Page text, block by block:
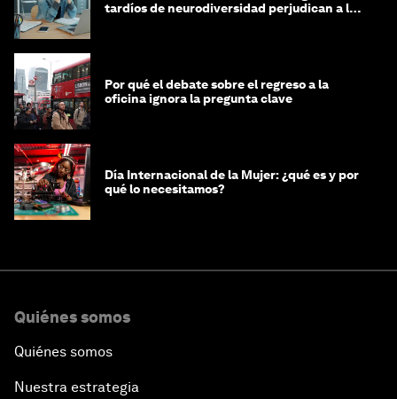
tardíos de neurodiversidad perjudican a las
Por qué el debate sobre el regreso a la
oficina ignora la pregunta clave
Día Internacional de la Mujer: ¿qué es y por
qué lo necesitamos?
Quiénes somos
Quiénes somos
Nuestra estrategia